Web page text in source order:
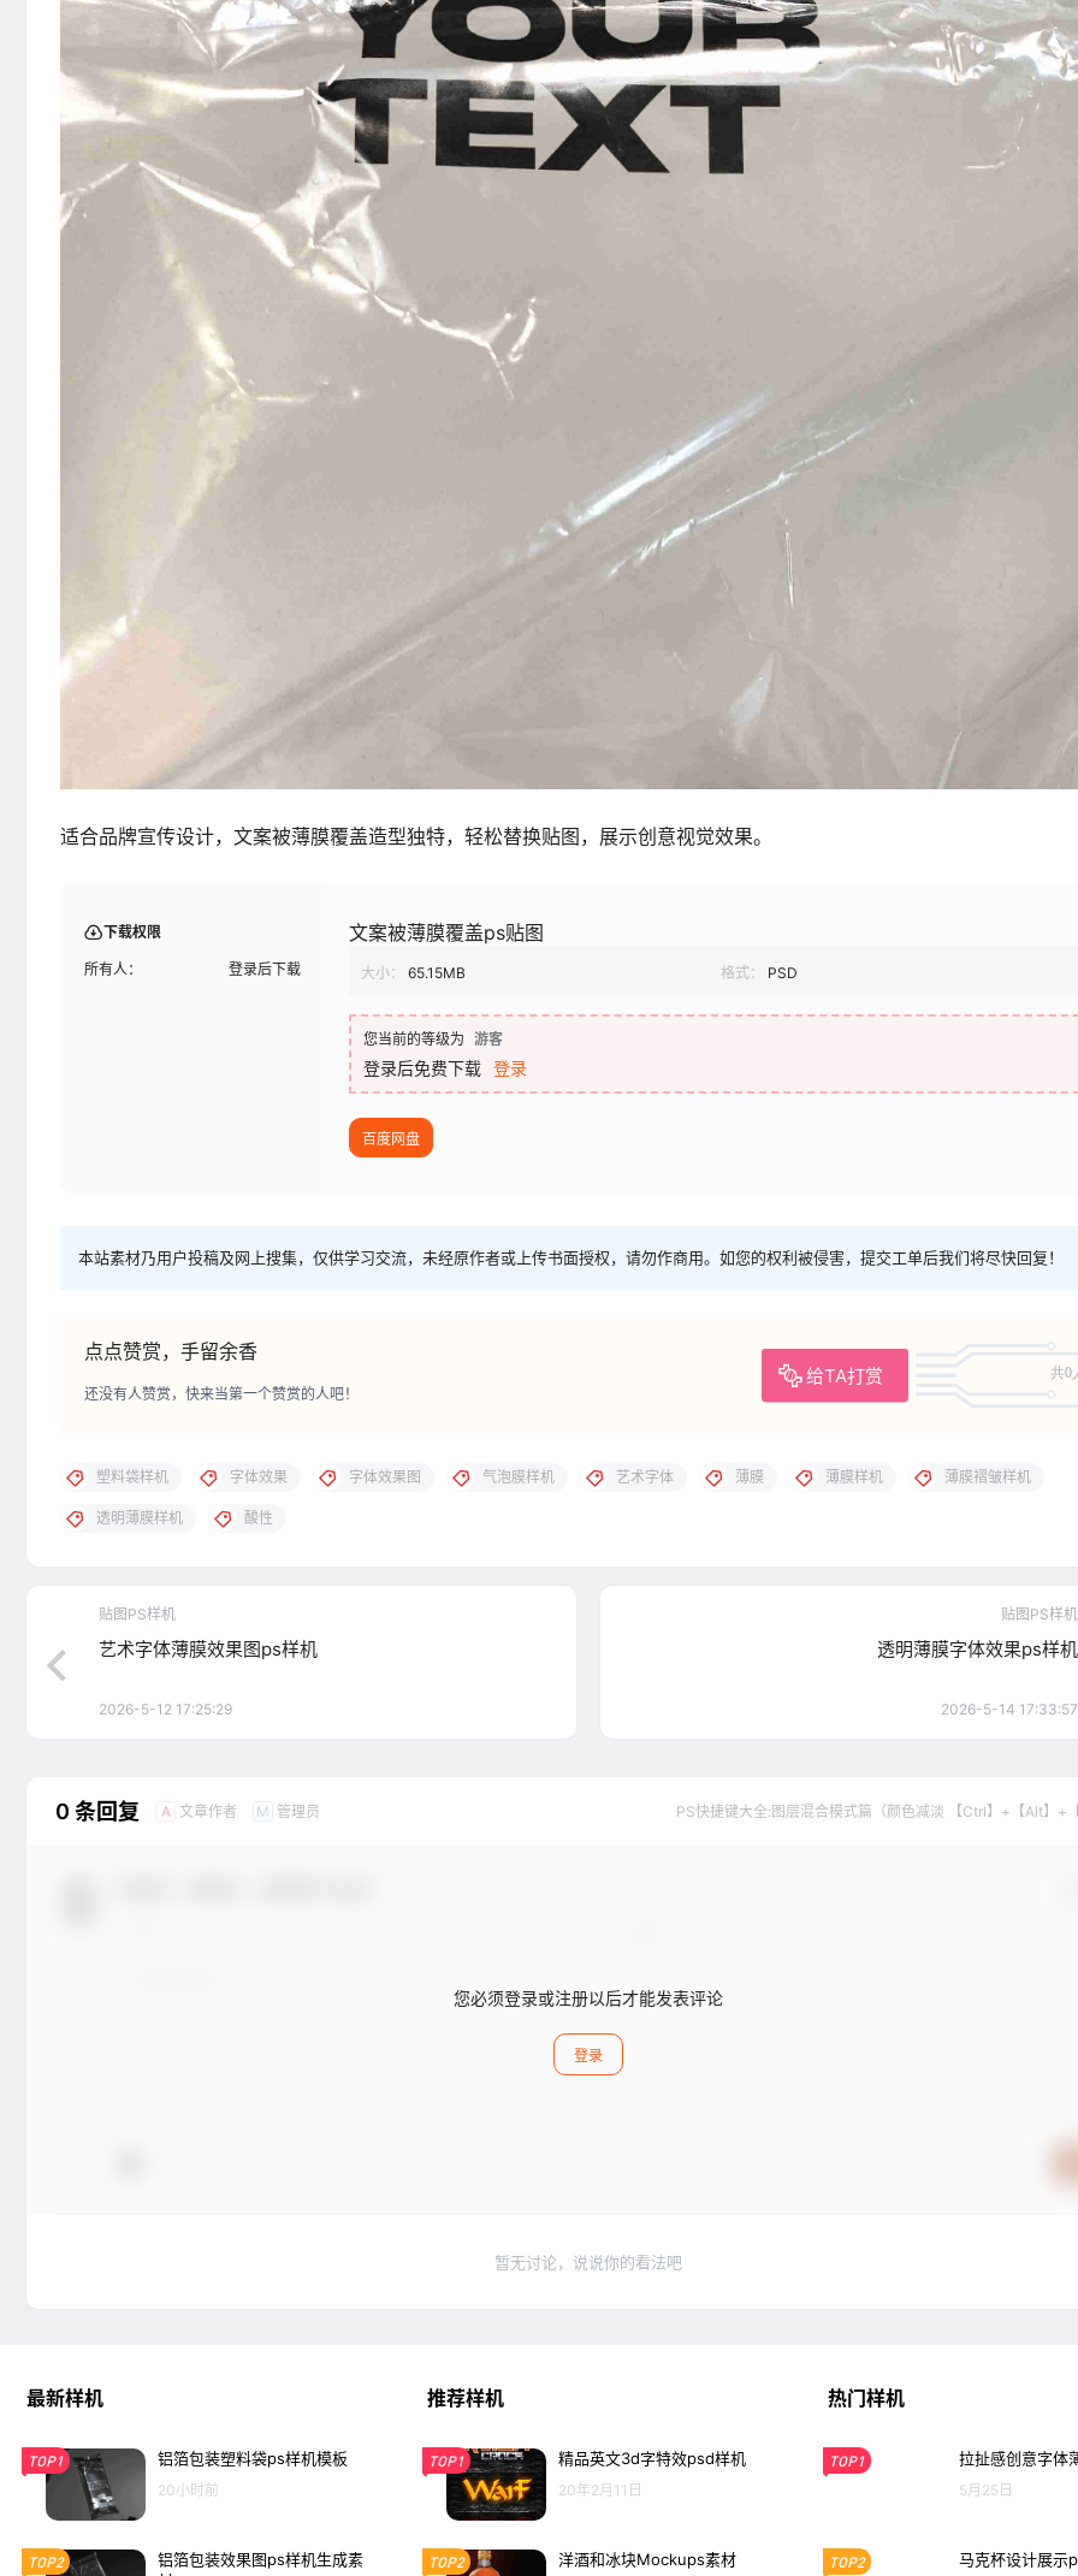
适合品牌宣传设计，文案被薄膜覆盖造型独特，轻松替换贴图，展示创意视觉效果。
下载权限
所有人： 登录后下载
文案被薄膜覆盖ps贴图
大小： 65.15MB 格式： PSD
您当前的等级为 游客
登录后免费下载 登录
百度网盘
本站素材乃用户投稿及网上搜集，仅供学习交流，未经原作者或上传书面授权，请勿作商用。如您的权利被侵害，提交工单后我们将尽快回复！
点点赞赏，手留余香
给TA打赏 共0
还没有人赞赏，快来当第一个赞赏的人吧！
塑料袋样机 字体效果 字体效果图 气泡膜样机 艺术字体 薄膜 薄膜样机 薄膜褶皱样机
透明薄膜样机 酸性
贴图PS样机
艺术字体薄膜效果图ps样机
2026-5-12 17:25:29
贴图PS样机
透明薄膜字体效果ps样机
2026-5-14 17:33:57
0 条回复 A 文章作者 M 管理员 PS快捷键大全:图层混合模式篇（颜色减淡 【Ctrl】+【Alt】+
您必须登录或注册以后才能发表评论
登录
暂无讨论，说说你的看法吧
最新样机
TOP1 铝箔包装塑料袋ps样机模板
20小时前
TOP2
铝箔包装效果图ps样机生成素
推荐样机
TOP1 精品英文3d字特效psd样机
20年2月11日
TOP2 洋酒和冰块Mockups素材
热门样机
TOP1 拉扯感创意字体
5月25日
TOP2 马克杯设计展示